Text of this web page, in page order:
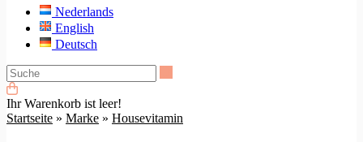
Nederlands
English
Deutsch
Ihr Warenkorb ist leer!
Startseite » Marke » Housevitamin